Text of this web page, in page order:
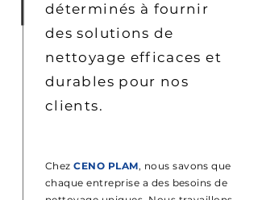
déterminés à fournir
des solutions de
nettoyage efficaces et
durables pour nos
clients.
ChezCENO PLAM, nous savons que
chaque entreprise a des besoins de